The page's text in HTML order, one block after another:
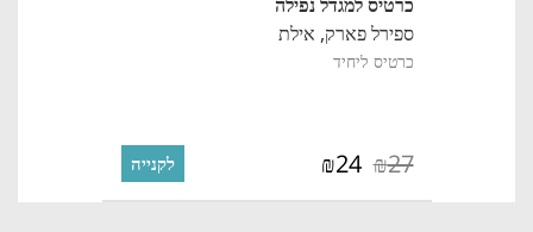
ספירל פארק, אילת
כרטיס ליחיד
₪27
₪24 לקנייה